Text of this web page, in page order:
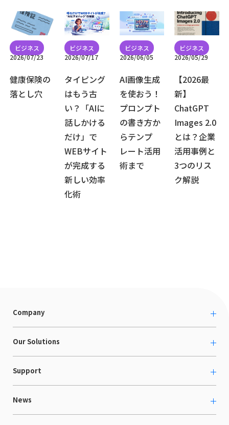
2026/07/23
健康保険の
落とし穴
2026/07/17
タイピング
はもう古
い？「AIに
話しかける
だけ」で
WEBサイト
が完成する
新しい効率
化術
2026/06/05
AI画像生成
を使おう！
プロンプト
の書き方か
らテンプ
レート活用
術まで
2026/05/29
【2026最
新】
ChatGPT
Images 2.0
とは？企業
活用事例と
3つのリス
ク解説
Company
About us
カルチャー
採用情報
Our Solutions
越境ECコンサルティング
Shopee支援
LaunchCart
Support
お役立ち資料
セミナー情報
News